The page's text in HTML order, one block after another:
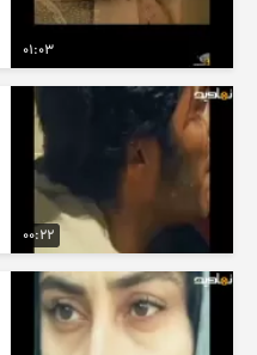
01:03
00:22